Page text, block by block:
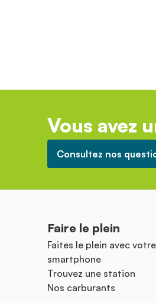
Vous avez
Consultez nos
Faire le plein
Faites le plein avec votre
smartphone
Trouvez une station
Nos carburants